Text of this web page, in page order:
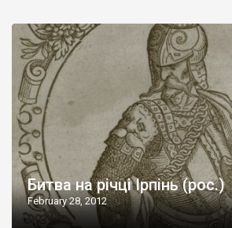
Битва на річці Ірпінь (рос.)
February 28, 2012